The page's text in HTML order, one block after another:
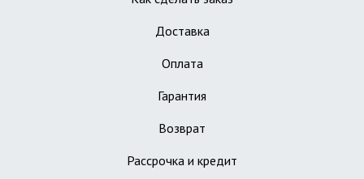
Доставка
Оплата
Гарантия
Возврат
Рассрочка и кредит